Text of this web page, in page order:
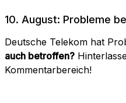
10. August: Probleme
Deutsche Telekom hat
auch betroffen?
Kommentarbereich!